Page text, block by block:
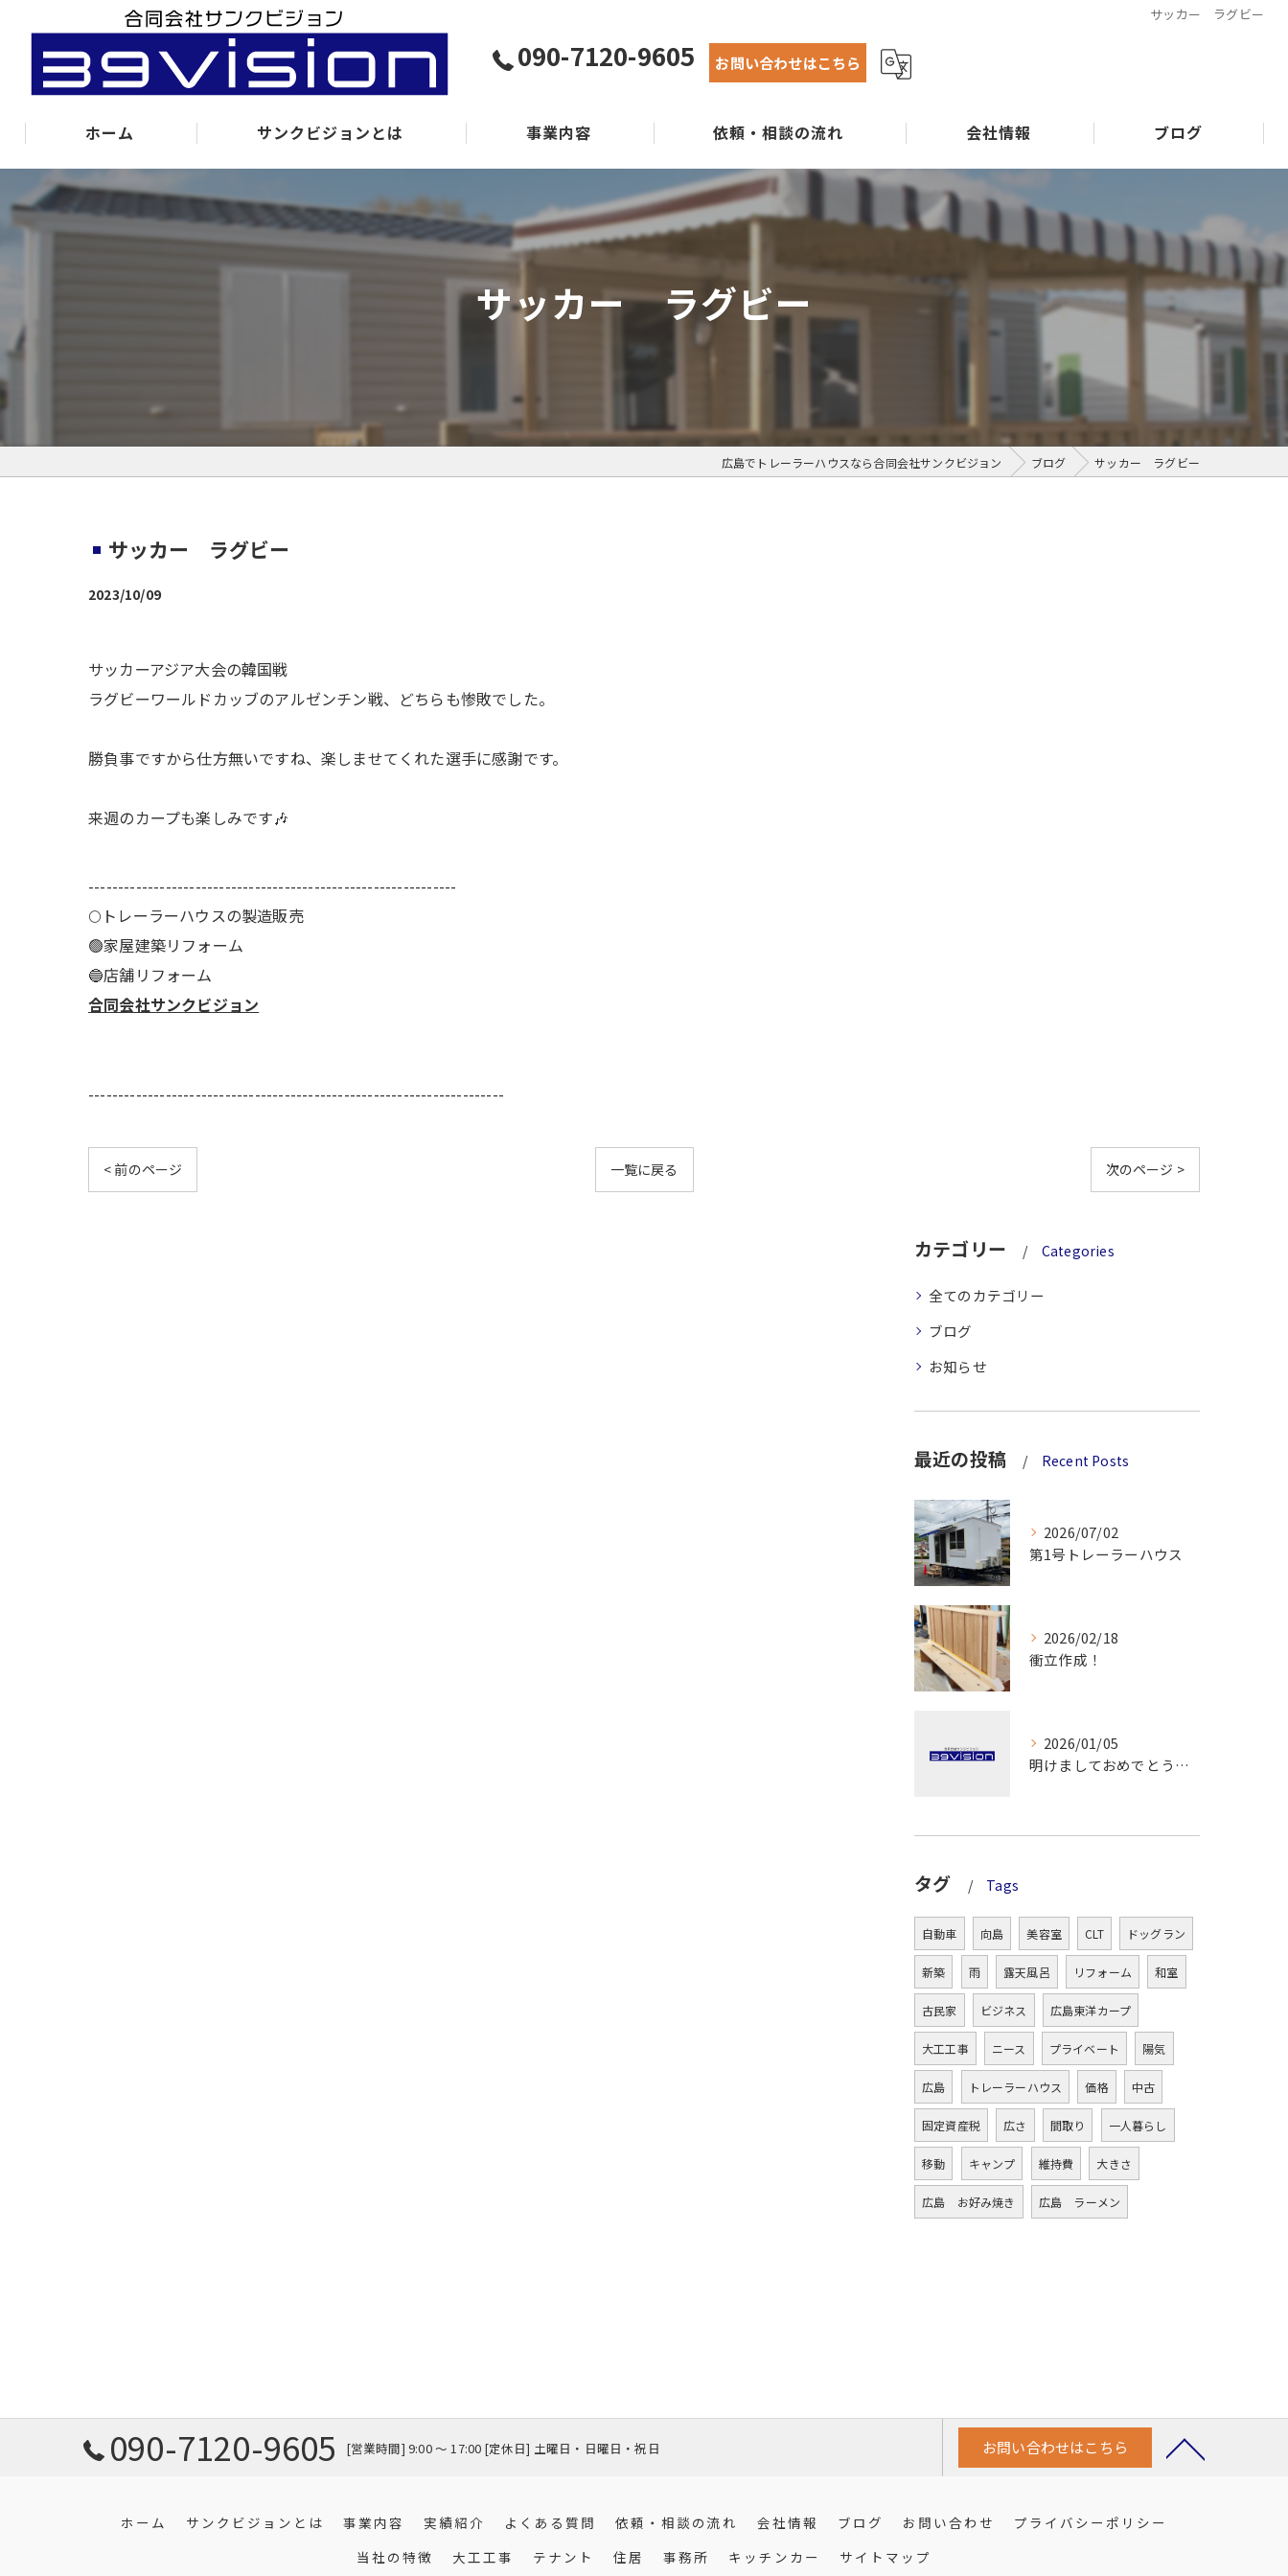
サッカー ラグビー
090-7120-9605 お問い合わせはこちら
ホーム サンクビジョンとは 事業内容
よくある質問
依頼・相談の流れ 会社情報 ブログ
サッカー ラグビー
広島でトレーラーハウスなら合同会社サンクビジョン ブログ サッカー ラグビー
サッカー ラグビー
2023/10/09
サッカーアジア大会の韓国戦
ラグビーワールドカッブのアルゼンチン戦、どちらも惨敗でした。
勝負事ですから仕方無いですね、楽しませてくれた選手に感謝です。
来週のカープも楽しみです🎶
--------------------------------------------------------------
🌕️トレーラーハウスの製造販売
🟢家屋建築リフォーム
🔵店舗リフォーム
合同会社サンクビジョン
----------------------------------------------------------------------
< 前のページ 一覧に戻る 次のページ >
カテゴリー Categories
全てのカテゴリー
ブログ
お知らせ
最近の投稿 Recent Posts
2026/07/02
第1号トレーラーハウス
2026/02/18
衝立作成！
2026/01/05
明けましておめでとうございます！
タグ Tags
自動車 向島 美容室 CLT ドッグラン
新築 雨 露天風呂 リフォーム 和室
古民家 ビジネス 広島東洋カープ
大工工事 ニース プライベート 陽気
広島 トレーラーハウス 価格 中古
固定資産税 広さ 間取り 一人暮らし
移動 キャンプ 維持費 大きさ
広島 お好み焼き 広島 ラーメン
090-7120-9605 [営業時間] 9:00 〜 17:00 [定休日] 土曜日・日曜日・祝日 お問い合わせはこちら
ホーム サンクビジョンとは 事業内容 実績紹介 よくある質問 依頼・相談の流れ 会社情報 ブログ お問い合わせ
プライバシーポリシー
当社の特徴
大工工事 テナント 住居 事務所 キッチンカー サイトマップ